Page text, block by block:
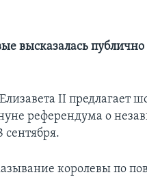
высказалась
II предлагает
референдума о
сентября.
королевы по